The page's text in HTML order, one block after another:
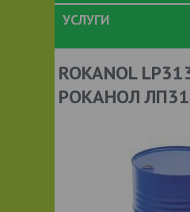
УСЛУГИ
ROKANOL
РОКАНОЛ